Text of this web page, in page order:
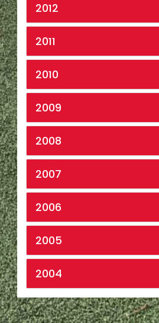
2012
2011
2010
2009
2008
2007
2006
2005
2004